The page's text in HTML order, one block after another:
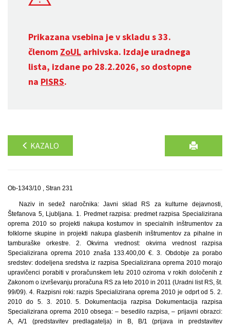
Prikazana vsebina je v skladu s 33.
členom ZoUL arhivska. Izdaje uradnega
lista, izdane po 28.2.2026, so dostopne
na PISRS.
KAZALO
Ob-1343/10 , Stran 231
Naziv in sedež naročnika: Javni sklad RS za kulturne dejavnosti,
Štefanova 5, Ljubljana. 1. Predmet razpisa: predmet razpisa Specializirana
oprema 2010 so projekti nakupa kostumov in specialnih inštrumentov za
folklorne skupine in projekti nakupa glasbenih inštrumentov za pihalne in
tamburaške orkestre. 2. Okvirna vrednost: okvirna vrednost razpisa
Specializirana oprema 2010 znaša 133.400,00 €. 3. Obdobje za porabo
sredstev: dodeljena sredstva iz razpisa Specializirana oprema 2010 morajo
upravičenci porabiti v proračunskem letu 2010 oziroma v rokih določenih z
Zakonom o izvrševanju proračuna RS za leto 2010 in 2011 (Uradni list RS, št.
99/09). 4. Razpisni roki: razpis Specializirana oprema 2010 je odprt od 5. 2.
2010 do 5. 3. 2010. 5. Dokumentacija razpisa Dokumentacija razpisa
Specializirana oprema 2010 obsega: – besedilo razpisa, – prijavni obrazci:
A, A/1 (predstavitev predlagatelja) in B, B/1 (prijava in predstavitev